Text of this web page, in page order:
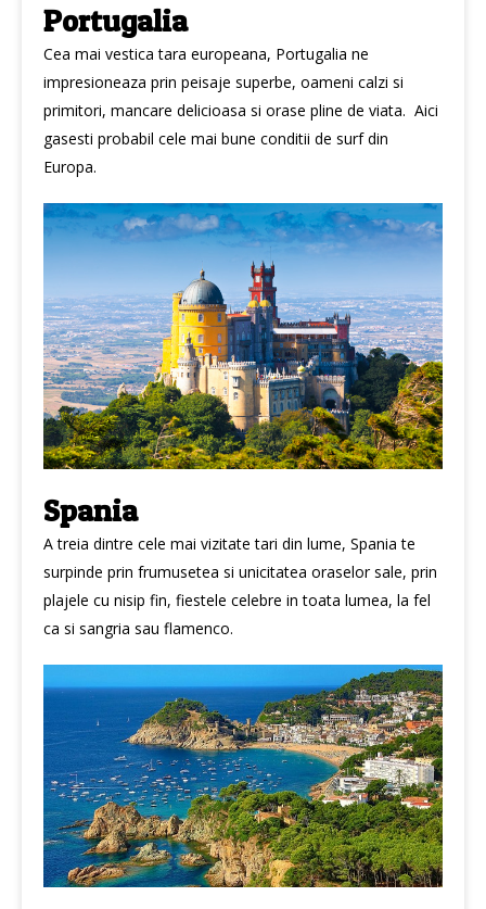
Portugalia
Cea mai vestica tara europeana, Portugalia ne
impresioneaza prin peisaje superbe, oameni calzi si
primitori, mancare delicioasa si orase pline de viata. Aici
gasesti probabil cele mai bune conditii de surf din
Europa.
Spania
A treia dintre cele mai vizitate tari din lume, Spania te
surpinde prin frumusetea si unicitatea oraselor sale, prin
plajele cu nisip fin, fiestele celebre in toata lumea, la fel
ca si sangria sau flamenco.